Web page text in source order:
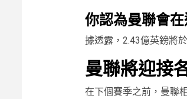
你認為曼聯會
據透露，2.43億英鎊將
曼聯將迎接
在下個賽季之前，曼聯